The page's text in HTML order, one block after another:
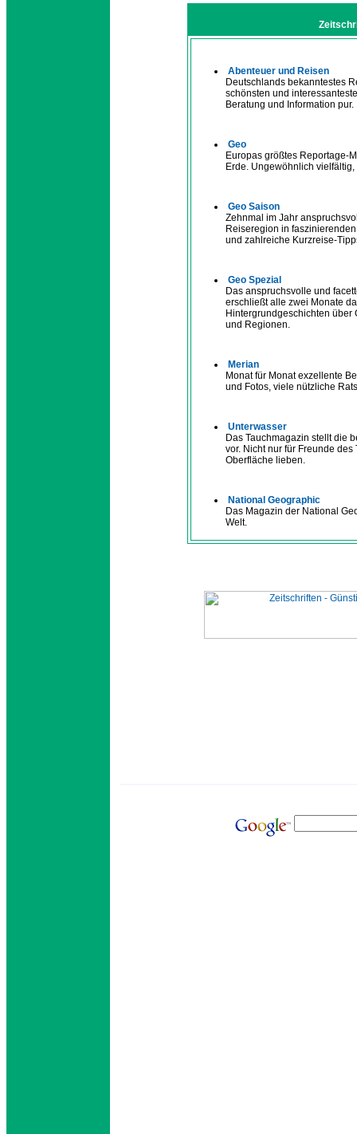
Abenteuer und Reisen
Deutschlands bekanntestes
schönsten und
Beratung und Information pur.
Geo
Europas größtes Reportage-
Erde. Ungewöhnlich
Geo Saison
Zehnmal im Jahr
Reiseregion in
und zahlreiche Kurzreise-
Geo Spezial
Das anspruchsvolle und
erschließt alle zwei Monate
Hintergrundgeschichten über
und Regionen.
Merian
Monat für Monat exzellente
und Fotos, viele nützliche
Unterwasser
Das Tauchmagazin stellt die
vor. Nicht nur für Freunde
Oberfläche lieben.
National Geographic
Das Magazin der National
Welt.